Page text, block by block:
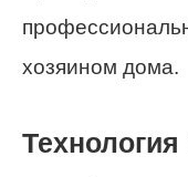
хозяином дома.